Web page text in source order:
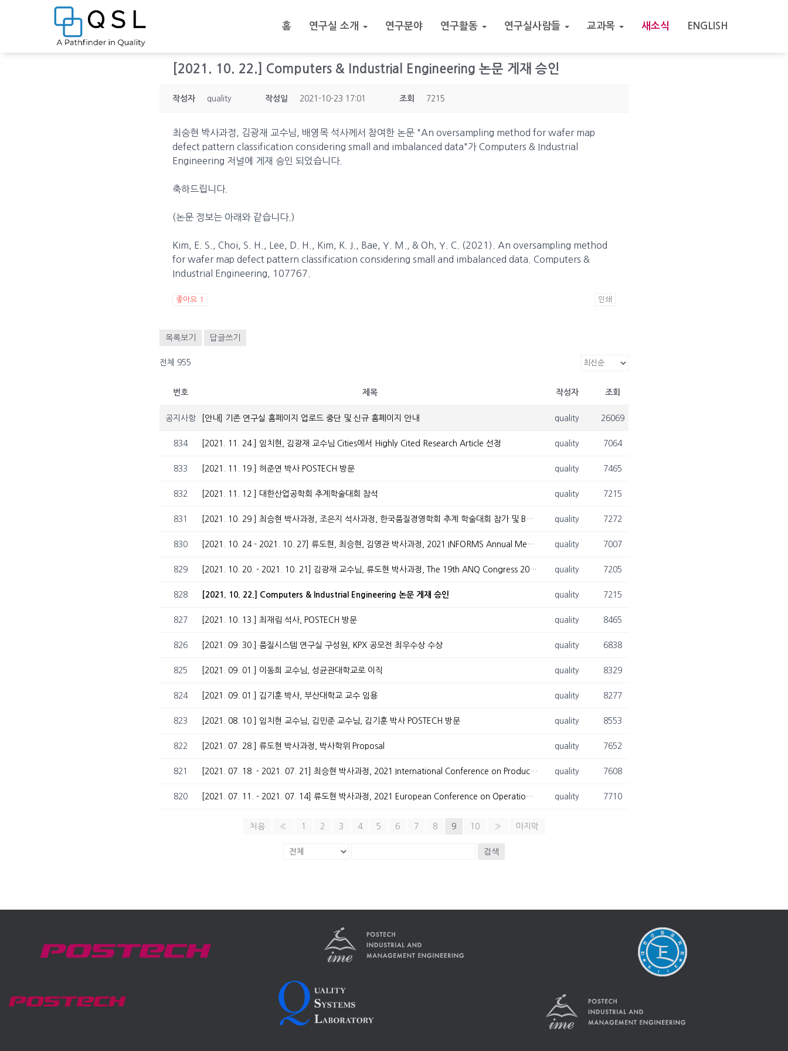
홈 연구실 소개 연구분야 연구활동 연구실사람들 교과목 새소식 ENGLISH
[2021. 10. 22.] Computers & Industrial Engineering 논문 게재 승인
작성자 quality 작성일 2021-10-23 17:01 조회 7215
최승현 박사과정, 김광재 교수님, 배영목 석사께서 참여한 논문 "An oversampling method for wafer map
defect pattern classification considering small and imbalanced data"가 Computers & Industrial
Engineering 저널에 게재 승인 되었습니다.
축하드립니다.
(논문 정보는 아래와 같습니다.)
Kim, E. S., Choi, S. H., Lee, D. H., Kim, K. J., Bae, Y. M., & Oh, Y. C. (2021). An oversampling method
for wafer map defect pattern classification considering small and imbalanced data. Computers &
Industrial Engineering, 107767.
좋아요 1 인쇄
목록보기 답글쓰기
전체 955
번호 제목 작성자 조회
공지사항 [안내] 기존 연구실 홈페이지 업로드 중단 및 신규 홈페이지 안내 quality 26069
834 [2021. 11. 24.] 임치현, 김광재 교수님 Cities에서 Highly Cited Research Article 선정 quality 7064
833 [2021. 11. 19.] 허준연 박사 POSTECH 방문 quality 7465
832 [2021. 11. 12.] 대한산업공학회 추계학술대회 참석 quality 7215
831 [2021. 10. 29.] 최승현 박사과정, 조은지 석사과정, 한국품질경영학회 추계 학술대회 참가 및 Best Presentation Award 수상 quality 7272
830 [2021. 10. 24 - 2021. 10. 27] 류도현, 최승현, 김영관 박사과정, 2021 INFORMS Annual Meeting 참석 quality 7007
829 [2021. 10. 20. - 2021. 10. 21] 김광재 교수님, 류도현 박사과정, The 19th ANQ Congress 2021 참석 및 Best Paper Award 수상 quality 7205
828 [2021. 10. 22.] Computers & Industrial Engineering 논문 게재 승인 quality 7215
827 [2021. 10. 13.] 최재림 석사, POSTECH 방문 quality 8465
826 [2021. 09. 30.] 품질시스템 연구실 구성원, KPX 공모전 최우수상 수상 quality 6838
825 [2021. 09. 01.] 이동희 교수님, 성균관대학교로 이직 quality 8329
824 [2021. 09. 01.] 김기훈 박사, 부산대학교 교수 임용 quality 8277
823 [2021. 08. 10.] 임치현 교수님, 김민준 교수님, 김기훈 박사 POSTECH 방문 quality 8553
822 [2021. 07. 28.] 류도현 박사과정, 박사학위 Proposal quality 7652
821 [2021. 07. 18. - 2021. 07. 21] 최승현 박사과정, 2021 International Conference on Production Research(ICPR) 참석 quality 7608
820 [2021. 07. 11. - 2021. 07. 14] 류도현 박사과정, 2021 European Conference on Operational Research(EURO) 참석 quality 7710
처음 « 1 2 3 4 5 6 7 8 9 10 » 마지막
검색